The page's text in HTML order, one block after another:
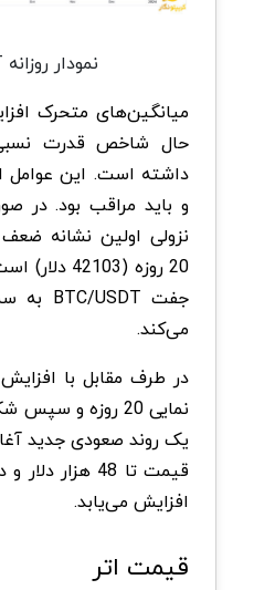
نمودار روزانه BTC/USDT
میانگین‌های متحرک
داشته است. این عوامل
و باید مراقب بود.
نزولی اولین نشانه
20 روزه
می‌کند.
در طرف مقابل با
یک روند صعودی جدید
افزایش می‌یابد.
قیمت اتر